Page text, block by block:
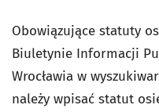
Obowiązujące statuty
Biuletynie Informacji
Wrocławia w
należy wpisać statut